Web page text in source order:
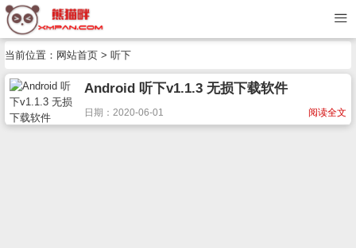
当前位置： 网站首页 > 听下
Android 听下v1.1.3 无损下载软件
阅读全文
日期：2020-06-01